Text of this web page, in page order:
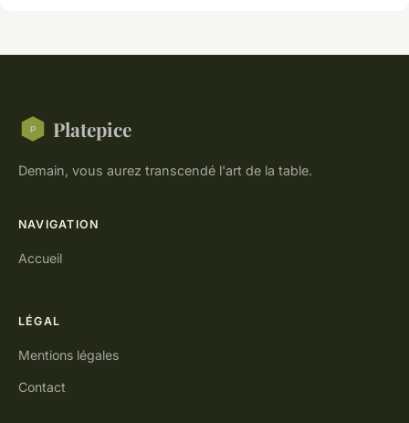
Platepice
Demain, vous aurez transcendé l'art de la table.
NAVIGATION
Accueil
LÉGAL
Mentions légales
Contact